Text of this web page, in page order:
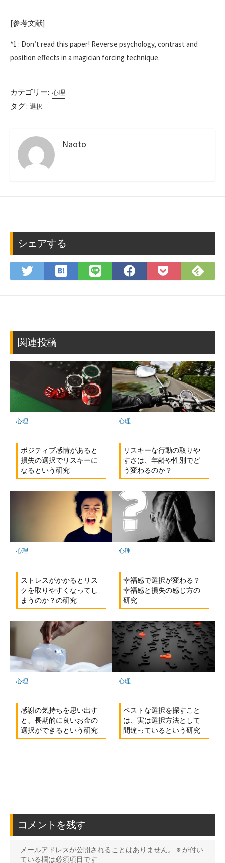
[参考文献]
*1 : Don’t read this paper! Reverse psychology, contrast and
position effects in a magician forcing technique.
カテゴリー: 心理
タグ: 選択
Naoto
シェアする
Twitter
で
は
て
ク
ー
ク
に
保
存
LINE
で
Facebook
で
Pocket
に
で
関連投稿
心理
ポジティブ感情があると
損失の選択でリスキーに
なるという研究
心理
リスキーな行動の取りや
すさは、年齢や性別でど
う変わるのか？
心理
ストレスがかかるとリス
クを取りやすくなってし
まうのか？の研究
心理
幸福感で選択が変わる？
幸福感と損失の感じ方の
研究
心理
感謝の気持ちを思い出す
と、長期的に良いお金の
選択ができるという研究
心理
ベストな選択を探すこと
は、実は選択方法として
間違っているという研究
コメントを残す
メールアドレスが公開されることはありません。 ※ が付い
ている欄は必須項目です